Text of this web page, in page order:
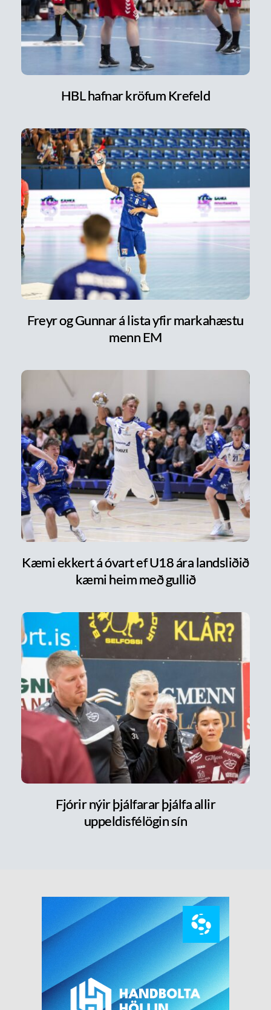
HBL hafnar kröfum Krefeld
Freyr og Gunnar á lista yfir markahæstu
menn EM
Kæmi ekkert á óvart ef U18 ára landsliðið
kæmi heim með gullið
Fjórir nýir þjálfarar þjálfa allir
uppeldisfélögin sín